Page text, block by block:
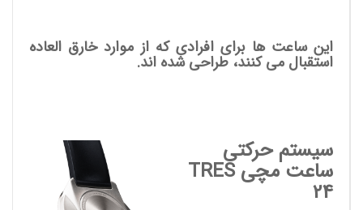
این ساعت ها برای افرادی که از موارد خارق العاده
استقبال می کنند، طراحی شده اند.
سیستم حرکتی
ساعت مچی TRES
24